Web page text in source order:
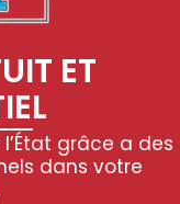
ET
grâce a des
dans votre